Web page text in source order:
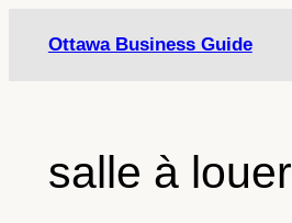
Ottawa Business Guide
salle à louer